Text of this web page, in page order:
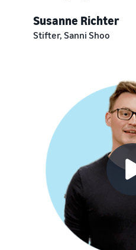
Susanne Richter
Stifter, Sanni Shoo